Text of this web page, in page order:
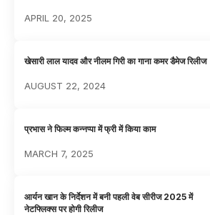
APRIL 20, 2025
खेसारी लाल यादव और नीलम गिरी का गाना कमर डैमेज रिलीज
AUGUST 22, 2024
प्रभास ने फिल्म कन्नप्पा में फ्री में किया काम
MARCH 7, 2025
आर्यन खान के निर्देशन में बनी पहली वेब सीरीज 2025 में
नेटफ्लिक्स पर होगी रिलीज